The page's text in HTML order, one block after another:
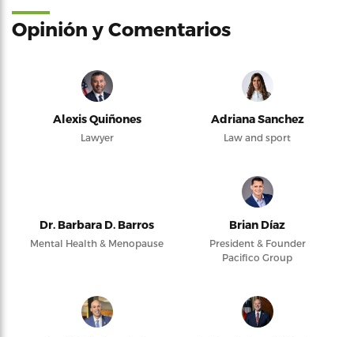
Opinión y Comentarios
Alexis Quiñones
Lawyer
Adriana Sanchez
Law and sport
Dr. Barbara D. Barros
Mental Health & Menopause
Brian Díaz
President & Founder
Pacifico Group